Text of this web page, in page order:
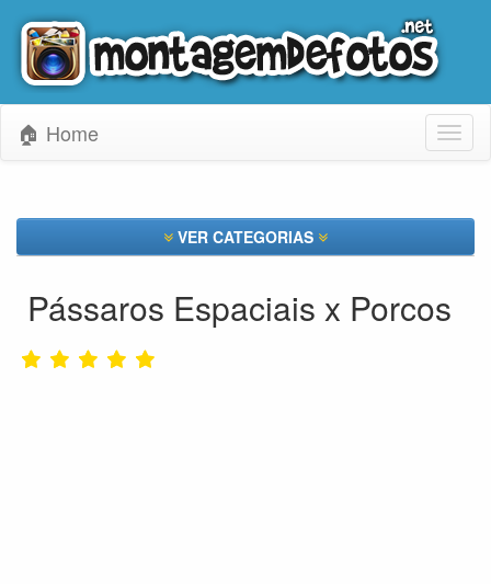
🏠 Home
VER CATEGORIAS
Pássaros Espaciais x Porcos